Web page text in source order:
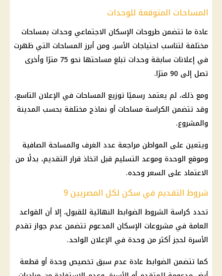
المساحات المتوقعة للوحدات
عادة ما تتضمن طروحات الإسكان الاجتماعي وحدات بمساحات
مختلفة لتناسب احتياجات الأسر، ومن أبرز المساحات التي ظهرت
في إعلانات سابقة وحدات تبلغ مساحتها نحو 75 مترًا وأخرى
تصل إلى 90 مترًا.
ومع ذلك، لم يعتمد رسميًا توزيع المساحات في الإعلان التاسع،
وقد تتضمن الكراسة مساحات أو نماذج مختلفة بحسب المدينة
والمشروع.
ويتعين على المواطن مراجعة عدد الغرف والمساحة الصافية
وموقع الوحدة وموعد التسليم قبل اتخاذ قرار التقديم، بدلًا من
الاعتماد على السعر وحده.
شروط التقديم في سكن لكل المصريين 9
تحدد كراسة الشروط الضوابط النهائية للقبول، إلا أن القواعد
العامة في مشروعات الإسكان المدعوم تتضمن عدم جواز تقدم
الأسرة لحجز أكثر من وحدة في الإعلان الواحد.
كما تتضمن الضوابط عادة عدم سبق تخصيص وحدة أو قطعة